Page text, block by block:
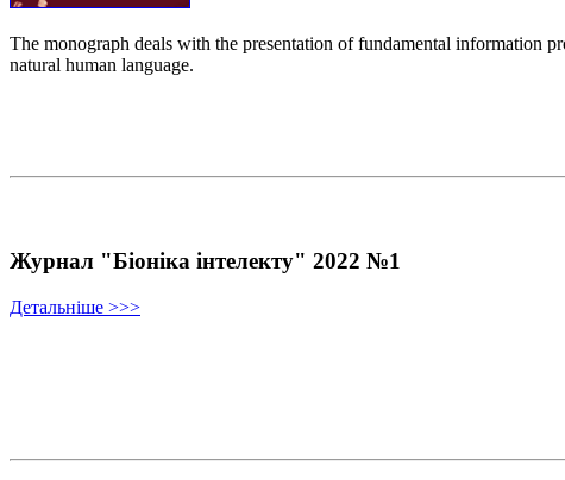
The monograph deals with the presentation of fundamental information
natural human language.
Журнал "Біоніка інтелекту" 2022 №1
Детальніше >>>